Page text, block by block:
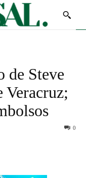
de Steve
0